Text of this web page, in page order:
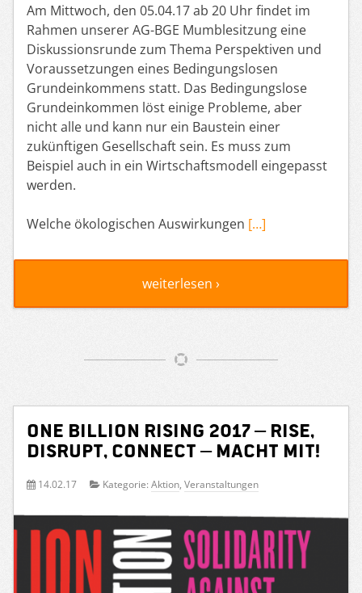
Am Mittwoch, den 05.04.17 ab 20 Uhr findet im
Rahmen unserer AG-BGE Mumblesitzung eine
Diskussionsrunde zum Thema Perspektiven und
Voraussetzungen eines Bedingungslosen
Grundeinkommens statt. Das Bedingungslose
Grundeinkommen löst einige Probleme, aber
nicht alle und kann nur ein Baustein einer
zukünftigen Gesellschaft sein. Es muss zum
Beispiel auch in ein Wirtschaftsmodell eingepasst
werden.
Welche ökologischen Auswirkungen […]
weiterlesen ›
ONE BILLION RISING 2017 – Rise,
Disrupt, Connect – Macht mit!
14.02.17 Kategorie: Aktion, Veranstaltungen